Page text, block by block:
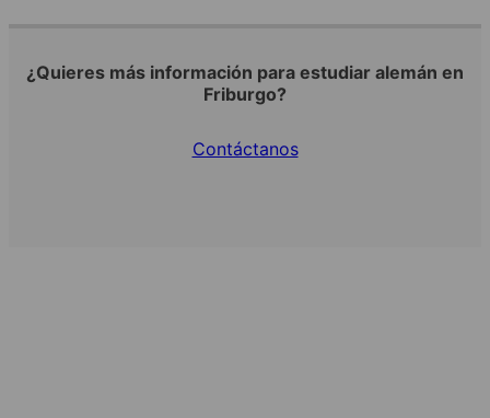
¿Quieres más información para estudiar alemán en
Friburgo?
Contáctanos